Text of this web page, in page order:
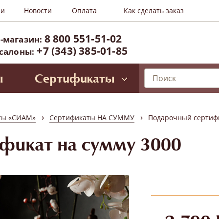
Новости Оплата Как сделать заказ
магазин: 8 800 551-51-02
+7 (343) 385-01-85
Сертификаты
SPA (ул. Б.Ельцина, 8)
Тайнесс (Вайнера, 60)
и VIP-карты
«СИАМ» › Сертификаты НА СУММУ › Подарочный
на сумму 3000